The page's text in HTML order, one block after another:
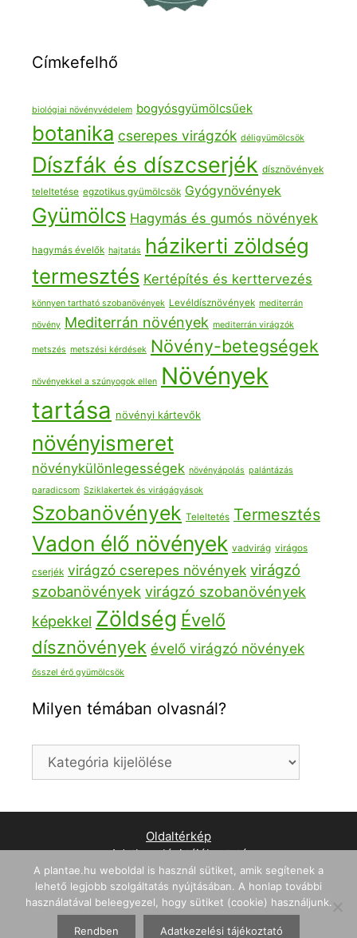
Címkefelhő
biológiai növényvédelem bogyósgyümölcsűek
botanika cserepes virágzók déligyümölcsök
Díszfák és díszcserjék dísznövények
teleltetése egzotikus gyümölcsök Gyógynövények
Gyümölcs Hagymás és gumós növények
hagymás évelők hajtatás
házikerti zöldség
termesztés Kertépítés és kerttervezés
könnyen tartható szobanövények Levéldísznövények mediterrán
növény Mediterrán növények mediterrán virágzók
metszés metszési kérdések Növény-betegségek
növényekkel a szúnyogok ellen Növények
tartása növényi kártevők
növényismeret
növénykülönlegességek növényápolás palántázás
paradicsom Sziklakertek és virágágyások
Szobanövények Teleltetés Termesztés
Vadon élő növények vadvirág virágos
cserjék virágzó cserepes növények virágzó
szobanövények virágzó szobanövények
képekkel Zöldség Évelő
dísznövények évelő virágzó növények
ősszel érő gyümölcsök
Milyen témában olvasnál?
Oldaltérkép
Adatkezelési tájékoztató
WordPress weboldal készítés
© 2026 Plantae - A Növények Országa• Készült
A plantae.hu weboldal is használ sütiket, amik segítenek a
lehető legjobb szolgáltatás nyújtásában. A honlap további
használatával beleegyezel, hogy sütiket (cookie) használjunk.
Rendben Adatkezelési tájékoztató